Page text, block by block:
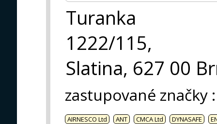
Turanka
1222/115,
Slatina, 627 00
zastupované značky :
AIRNESCO Ltd ANT CMCA Ltd DYNASAFE